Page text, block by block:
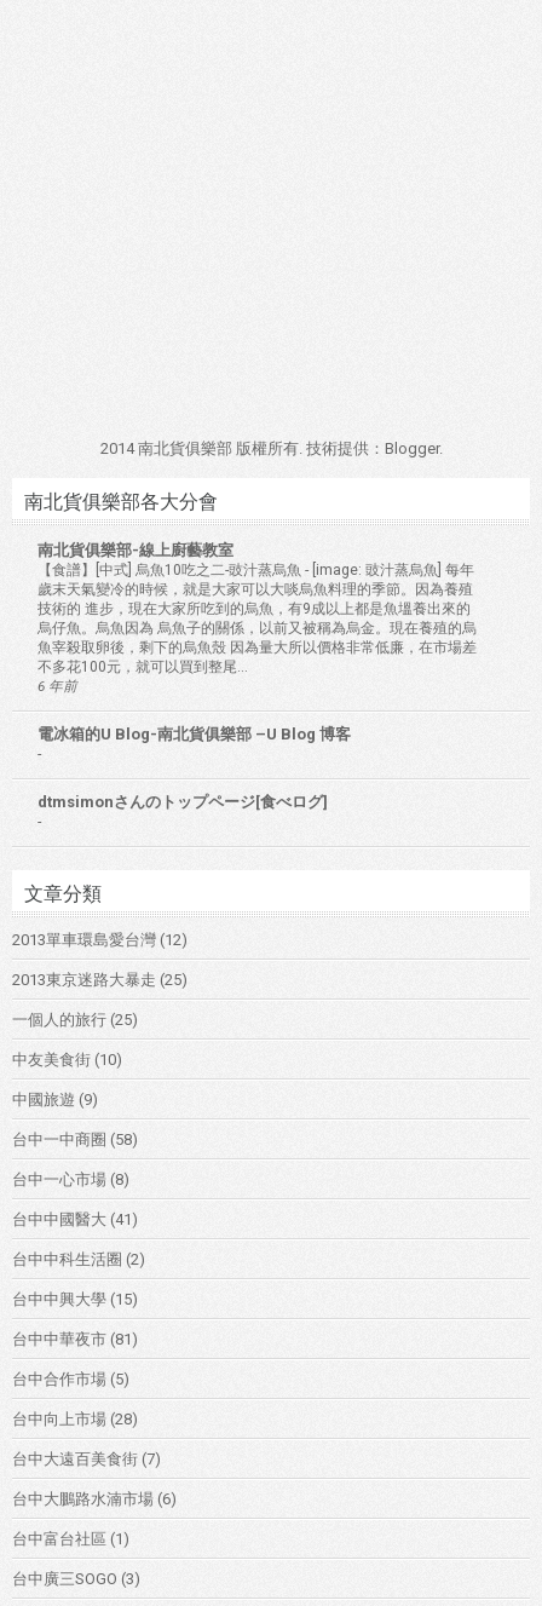
2014 南北貨俱樂部 版權所有. 技術提供： Blogger.
南北貨俱樂部各大分會
南北貨俱樂部-線上廚藝教室
【食譜】[中式] 烏魚10吃之二-豉汁蒸烏魚 - [image: 豉汁蒸烏魚] 每年
歲末天氣變冷的時候，就是大家可以大啖烏魚料理的季節。因為養殖
技術的 進步，現在大家所吃到的烏魚，有9成以上都是魚塭養出來的
烏仔魚。烏魚因為 烏魚子的關係，以前又被稱為烏金。現在養殖的烏
魚宰殺取卵後，剩下的烏魚殼 因為量大所以價格非常低廉，在市場差
不多花100元，就可以買到整尾...
6 年前
電冰箱的U Blog-南北貨俱樂部 –U Blog 博客
-
dtmsimonさんのトップページ[食べログ]
-
文章分類
2013單車環島愛台灣 (12)
2013東京迷路大暴走 (25)
一個人的旅行 (25)
中友美食街 (10)
中國旅遊 (9)
台中一中商圈 (58)
台中一心市場 (8)
台中中國醫大 (41)
台中中科生活圈 (2)
台中中興大學 (15)
台中中華夜市 (81)
台中合作市場 (5)
台中向上市場 (28)
台中大遠百美食街 (7)
台中大鵬路水湳市場 (6)
台中富台社區 (1)
台中廣三SOGO (3)